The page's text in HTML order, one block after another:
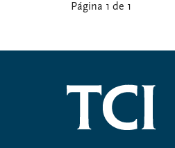
Página 1 de 1